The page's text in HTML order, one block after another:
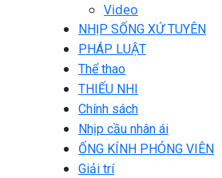
Video
NHỊP SỐNG XỨ TUYÊN
PHÁP LUẬT
Thể thao
THIẾU NHI
Chính sách
Nhịp cầu nhân ái
ỐNG KÍNH PHÓNG VIÊN
Giải trí